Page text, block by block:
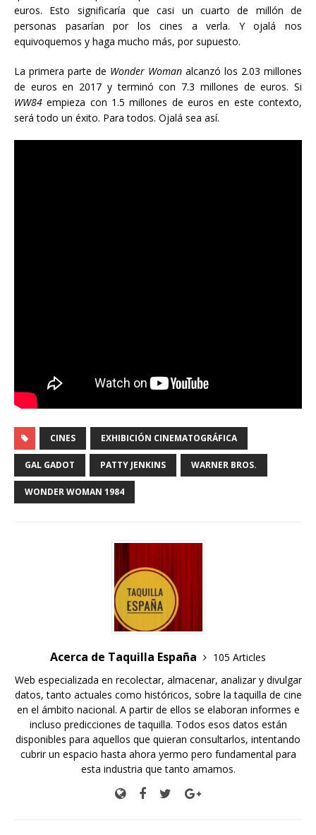
euros. Esto significaría que casi un cuarto de millón de
personas pasarían por los cines a verla. Y ojalá nos
equivoquemos y haga mucho más, por supuesto.
La primera parte de Wonder Woman alcanzó los 2.03 millones
de euros en 2017 y terminó con 7.3 millones de euros. Si
WW84 empieza con 1.5 millones de euros en este contexto,
será todo un éxito. Para todos. Ojalá sea así.
CINES EXHIBICIÓN CINEMATOGRÁFICA
GAL GADOT PATTY JENKINS WARNER BROS.
WONDER WOMAN 1984
Acerca de Taquilla España
105 Articles
Web especializada en recolectar, almacenar, analizar y divulgar
datos, tanto actuales como históricos, sobre la taquilla de cine
en el ámbito nacional. A partir de ellos se elaboran informes e
incluso predicciones de taquilla. Todos esos datos están
disponibles para aquellos que quieran consultarlos, intentando
cubrir un espacio hasta ahora yermo pero fundamental para
esta industria que tanto amamos.